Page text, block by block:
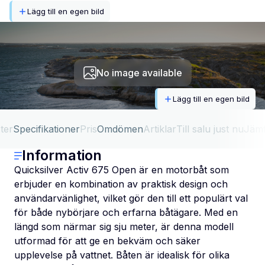
Lägg till en egen bild
No image available
Lägg till en egen bild
SpecifikationerPrisOmdömenArtiklarTill salu just nu
Information
Quicksilver Activ 675 Open är en motorbåt som
erbjuder en kombination av praktisk design och
användarvänlighet, vilket gör den till ett populärt val
för både nybörjare och erfarna båtägare. Med en
längd som närmar sig sju meter, är denna modell
utformad för att ge en bekväm och säker
upplevelse på vattnet. Båten är idealisk för olika